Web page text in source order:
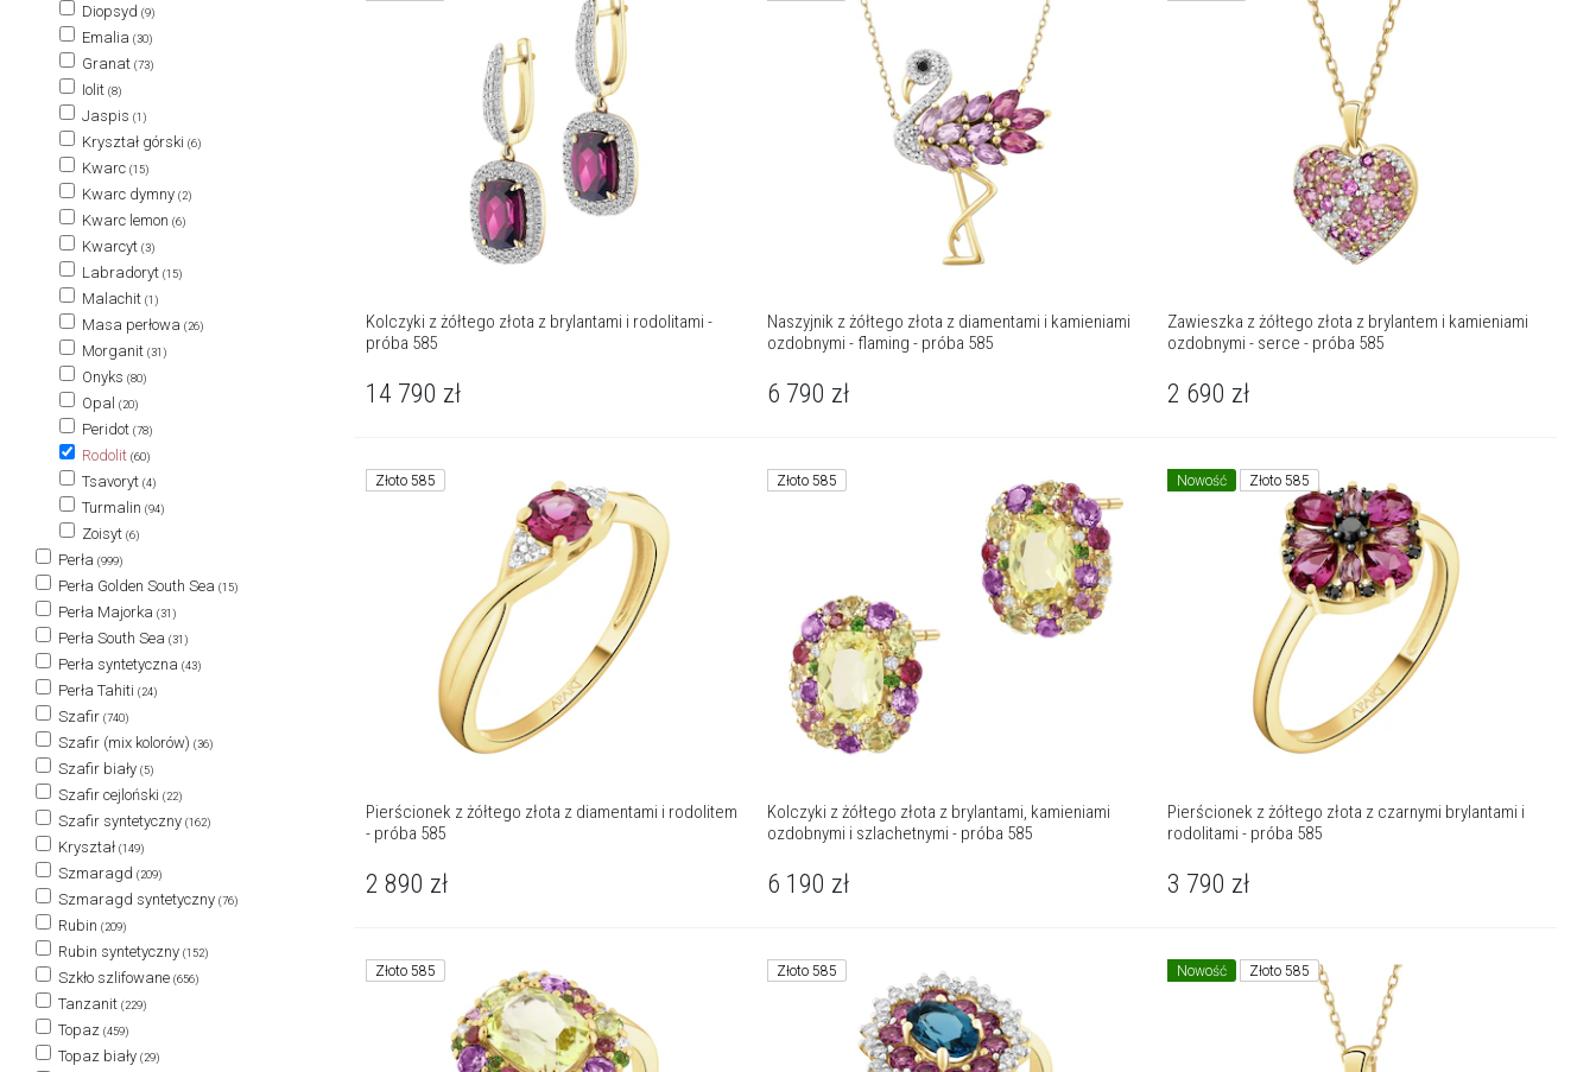
Diopsyd (9)
Emalia (30)
Granat (73)
Iolit (8)
Jaspis (1)
Kryształ górski (6)
Kwarc (15)
Kwarc dymny (2)
Kwarc lemon (6)
Kwarcyt (3)
Labradoryt (15)
Malachit (1)
Masa perłowa (26)
Morganit (31)
Onyks (80)
Opal (20)
Peridot (78)
Rodolit (60)
Tsavoryt (4)
Turmalin (94)
Zoisyt (6)
Perła (999)
Perła Golden South Sea (15)
Perła Majorka (31)
Perła South Sea (31)
Perła syntetyczna (43)
Perła Tahiti (24)
Szafir (740)
Szafir (mix kolorów) (36)
Szafir biały (5)
Szafir cejloński (22)
Szafir syntetyczny (162)
Kryształ (149)
Szmaragd (209)
Szmaragd syntetyczny (76)
Rubin (209)
Rubin syntetyczny (152)
Szkło szlifowane (656)
Tanzanit (229)
Topaz (459)
Topaz biały (29)
Kolczyki z żółtego złota z brylantami i rodolitami -
próba 585
14 790 zł
Naszyjnik z żółtego złota z diamentami i kamieniami
ozdobnymi - flaming - próba 585
6 790 zł
Zawieszka z żółtego złota z brylantem i kamieniami
ozdobnymi - serce - próba 585
2 690 zł
Złoto 585
Pierścionek z żółtego złota z diamentami i rodolitem
- próba 585
2 890 zł
Złoto 585
Kolczyki z żółtego złota z brylantami, kamieniami
ozdobnymi i szlachetnymi - próba 585
6 190 zł
Nowość Złoto 585
Pierścionek z żółtego złota z czarnymi brylantami i
rodolitami - próba 585
3 790 zł
Złoto 585 Złoto 585 Nowość Złoto 585